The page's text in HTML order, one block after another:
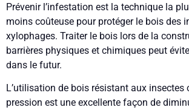
Prévenir l’infestation est la technique la
moins coûteuse pour protéger le bois des
xylophages. Traiter le bois lors de la
barrières physiques et chimiques peut
dans le futur.
L’utilisation de bois résistant aux insectes
pression est une excellente façon de